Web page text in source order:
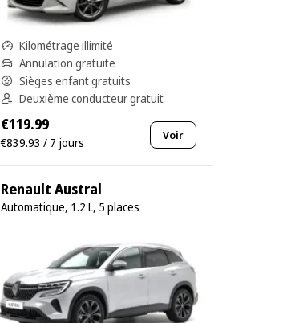
Kilométrage illimité
Annulation gratuite
Sièges enfant gratuits
Deuxième conducteur gratuit
€119.99
€839.93 / 7 jours Voir
Renault Austral
Automatique, 1.2 L, 5 places